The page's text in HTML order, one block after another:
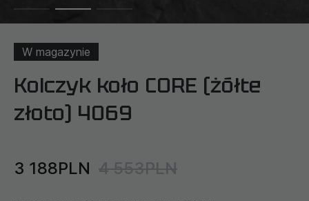
W magazynie
Kolczyk koło CORE (żółte
złoto) 4069
3 188PLN 4 553PLN